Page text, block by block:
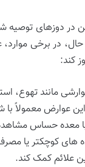
در دوزهای
در برخی
کند:
مانند تهوع،
عوارض معمولاً
با معده حساس
های کوچکتر یا
علائم کمک کند.